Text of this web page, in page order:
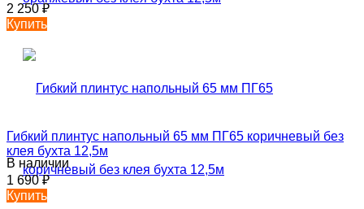
2 250₽
Купить
Гибкий плинтус напольный 65 мм ПГ65 коричневый без
клея бухта 12,5м
В наличии
1 690₽
Купить